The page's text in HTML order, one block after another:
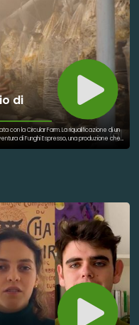
di
con la Circular Farm. La riqualificazione di un
di Funghi Espresso, una produzione che